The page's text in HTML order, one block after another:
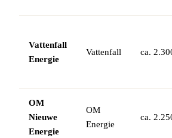
Vattenfall
Energie
Vattenfall ca.
OM
Nieuwe
Energie
OM
Energie
ca.